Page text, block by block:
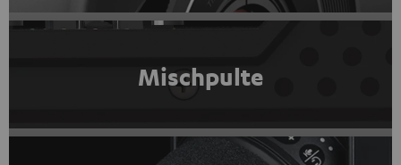
Mischpulte